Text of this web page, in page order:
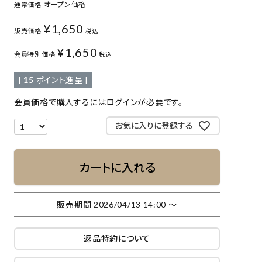
通常価格 オープン価格
販売価格 ¥1,650 税込
会員特別価格 ¥1,650 税込
[ 15 ポイント進呈 ]
会員価格で購入するにはログインが必要です。
お気に入りに登録する
カートに入れる
販売期間 2026/04/13 14:00 〜
返品特約について